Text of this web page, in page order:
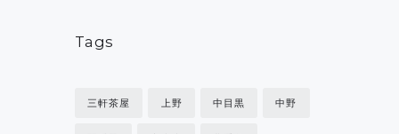
Tags
三軒茶屋 上野 中目黒 中野